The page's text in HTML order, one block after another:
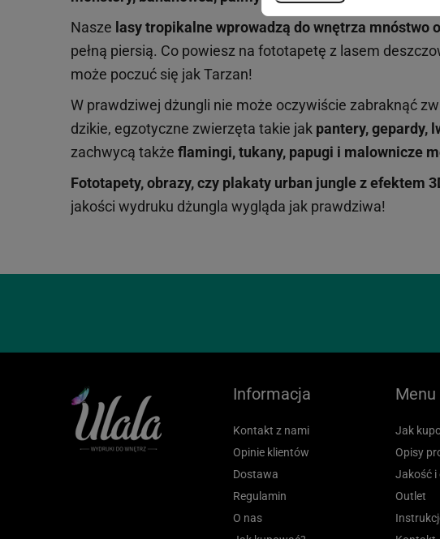
Nasze lasy tropikalne wprowadzą do wnętrza
pełną piersią. Co powiesz na fototapetę z lasem
może poczuć się jak Tarzan!
W prawdziwej dżungli nie może oczywiście zabraknąć
dzikie, egzotyczne zwierzęta takie jak pantery, gepardy,
zachwycą także flamingi, tukany, papugi i malownicze
Fototapety, obrazy, czy plakaty urban junglez efektem
jakości wydruku dżungla wygląda jak prawdziwa!
Informacja
Kontakt z nami
Opinie klientów
Dostawa
Regulamin
O nas
Menu
Jak
Opisy
Jakość i
Outlet